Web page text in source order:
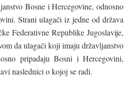
Bosne i Hercegovine, odnosno
Strani ulagači iz jedne od država
Federativne Republike Jugoslavije,
da ulagači koji imaju državljanstvo
pripadaju Bosni i Hercegovini,
naslednici o kojoj se radi.